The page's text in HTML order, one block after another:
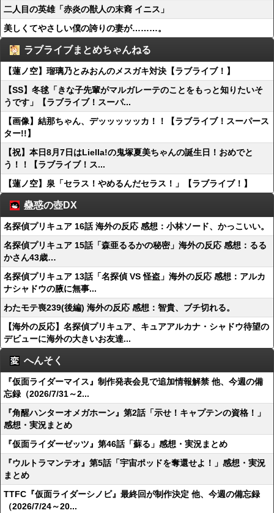
二人目の英雄「赤炎の獣人の末裔 イニス」
美しくてやさしい僕の誇りの妻が………。
ラブライブまとめちゃんねる
【蓮ノ空】瑠璃乃とみおんのメスガキ対決【ラブライブ！】
【SS】冬毬「きな子先輩がマルガレーテのことをもっと知りたいそ
うです」【ラブライブ！スーパ...
【画像】結那ちゃん、デッッッッッカ！！【ラブライブ！スーパース
ター!!】
【祝】本日8月7日はLiella!の鬼塚夏美ちゃんの誕生日！おめでと
う！！【ラブライブ！ス...
【蓮ノ空】泉「セラス！やめるんだセラス！」【ラブライブ！】
蠱惑の壺DX
名探偵プリキュア 16話 海外の反応 感想：小林ソード、かっこいい。
名探偵プリキュア 15話「森亜るるかの秘密」海外の反応 感想：るる
かさん43歳…
名探偵プリキュア 13話「名探偵 VS 怪盗」海外の反応 感想：アルカ
ナシャドウの腋に無事...
わたモテ喪239(後編) 海外の反応 感想：智貴、ブチ切れる。
【海外の反応】名探偵プリキュア、キュアアルカナ・シャドウ待望の
デビューに海外の大きいお友達...
へんそく
『仮面ライダーマイス』制作発表会見で追加情報解禁 他、今週の備
忘録（2026/7/31～2...
『角醒ハンターオメガホーン』第2話「示せ！キャプテンの資格！」
感想・実況まとめ
『仮面ライダーゼッツ』第46話「蘇る」感想・実況まとめ
『ウルトラマンテオ』第5話「宇宙ポッドを奪還せよ！」感想・実況
まとめ
TTFC『仮面ライダーシノビ』最終回が制作決定 他、今週の備忘録
（2026/7/24～20...